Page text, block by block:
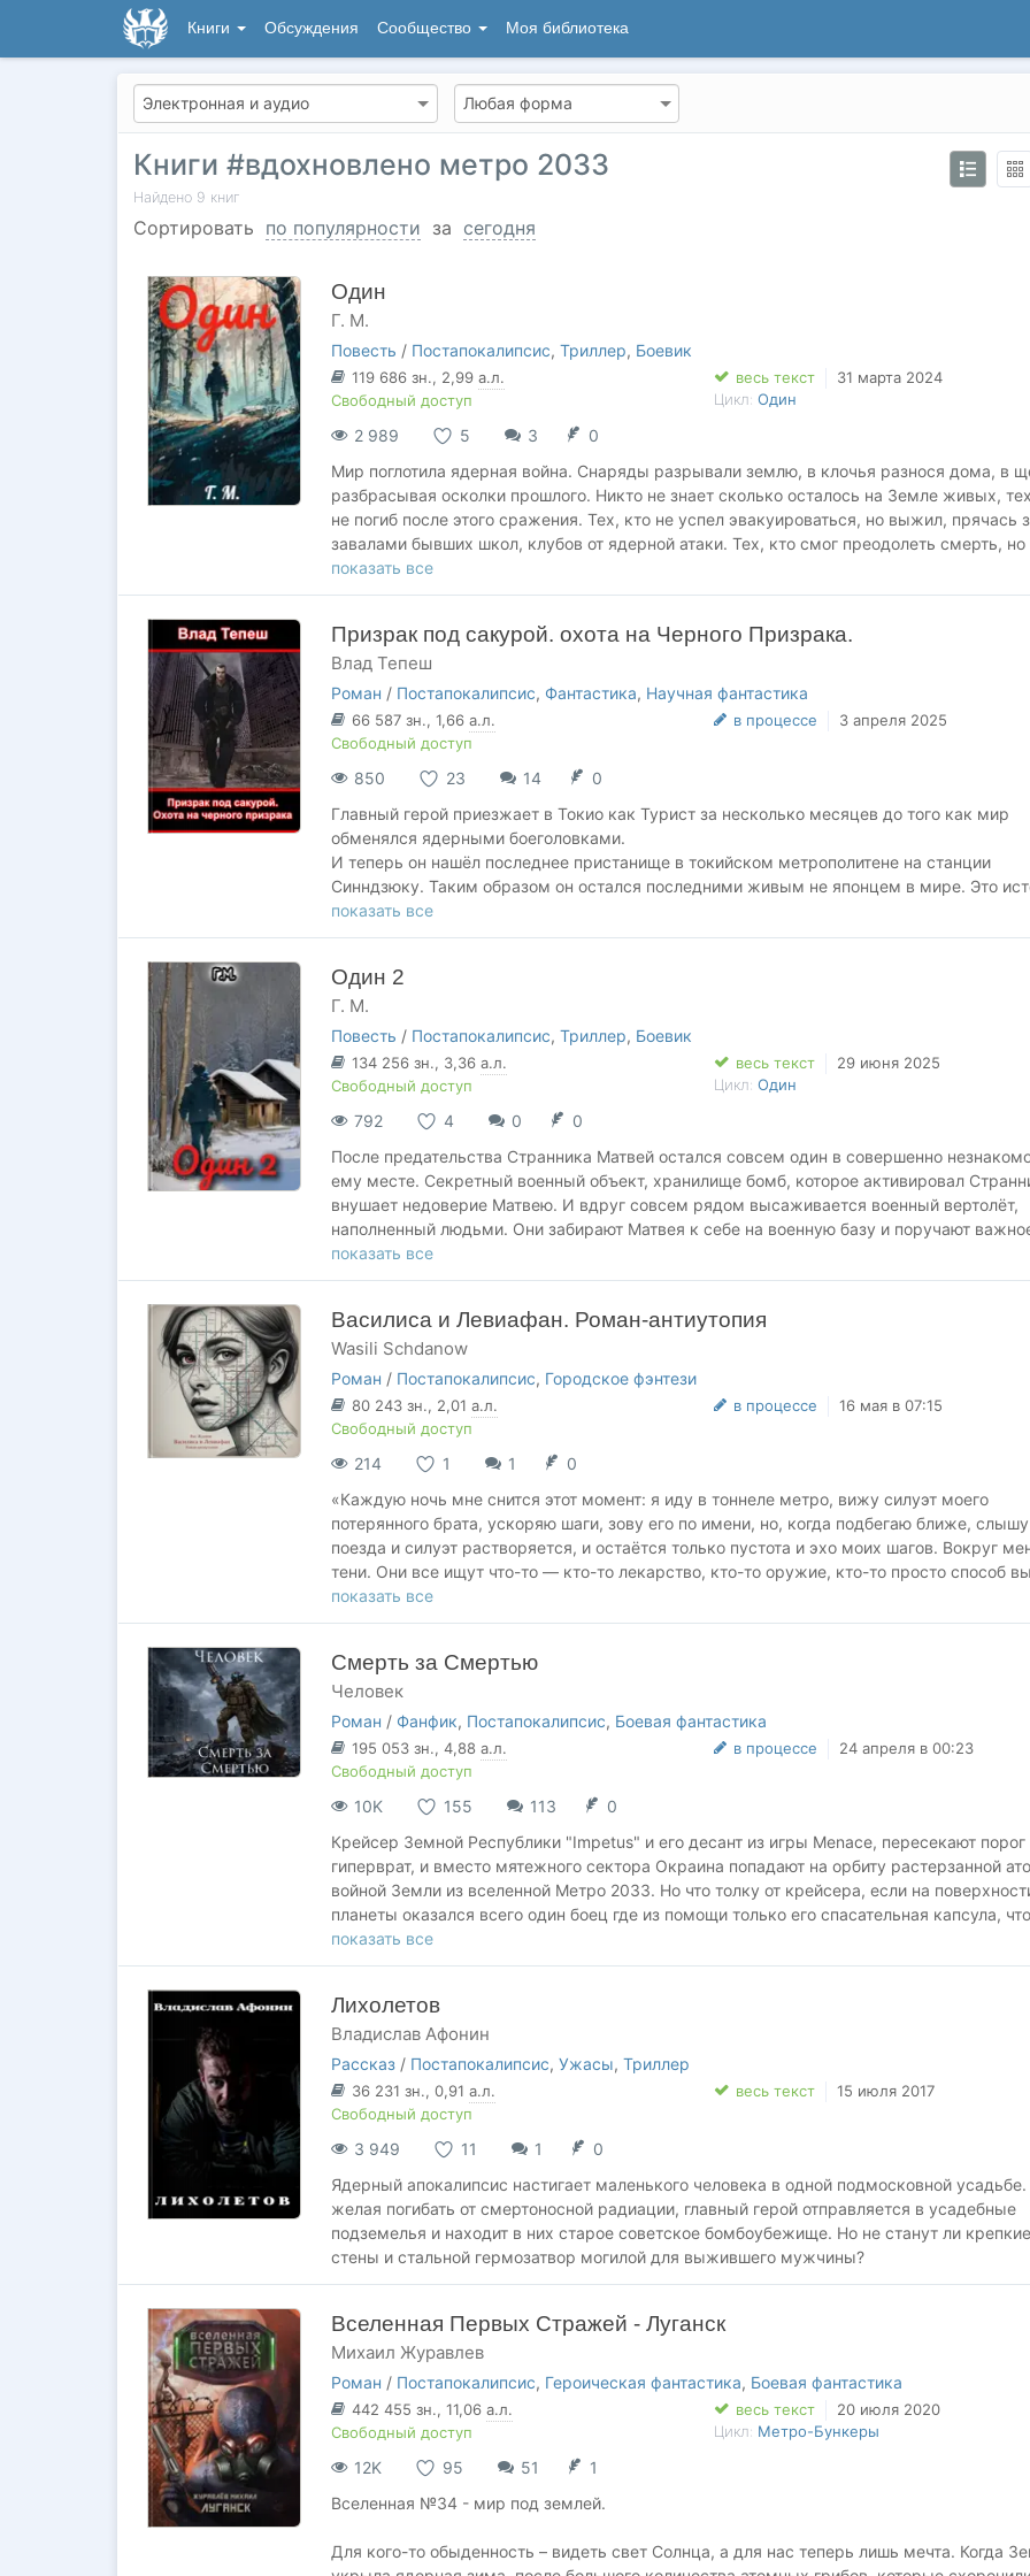
Книги Обсуждения Сообщество Моя библиотека
Книги #вдохновлено метро 2033
Найдено 9 книг
Сортировать по популярности за сегодня
Один
Г. М.
Повесть / Постапокалипсис, Триллер, Боевик
119 686 зн., 2,99 а.л.
Свободный доступ
весь текст
31 марта 2024
Цикл: Один
2 989 5 3
0
Мир поглотила ядерная война. Снаряды разрывали землю, в клочья разнося дома, в
разбрасывая осколки прошлого. Никто не знает сколько осталось на Земле живых,
не погиб после этого сражения. Тех, кто не успел эвакуироваться, но выжил, прячась
завалами бывших школ, клубов от ядерной атаки. Тех, кто смог преодолеть смерть, но
вынужден скитаться по разрушенной Земле в поисках пропитания и оружия. Тех, кто
здесь и сейчас, стараясь не думать о завтрашнем дне. Тех, кто уже не тот, кем был
показать все
Призрак под сакурой. охота на Черного Призрака.
Влад Тепеш
Роман / Постапокалипсис, Фантастика, Научная фантастика
66 587 зн., 1,66 а.л.
Свободный доступ
в процессе 3 апреля 2025
850 23 14
0
Главный герой приезжает в Токио как Турист за несколько месяцев до того как мир
обменялся ядерными боеголовками.
И теперь он нашёл последнее пристанище в токийском метрополитене на станции
Синндзюку. Таким образом он остался последними живым не японцем в мире. Это
о мраке и безнадёге. Это история человека который не верит в светлое будущее и
продолжает бороться с неизбежностью, только потому что он просто не умеет
показать все
Один 2
Г. М.
Повесть / Постапокалипсис, Триллер, Боевик
134 256 зн., 3,36 а.л.
Свободный доступ
весь текст
29 июня 2025
Цикл: Один
792 4 0
0
После предательства Странника Матвей остался совсем один в совершенно
ему месте. Секретный военный объект, хранилище бомб, которое активировал
внушает недоверие Матвею. И вдруг совсем рядом высаживается военный вертолёт,
наполненный людьми. Они забирают Матвея к себе на военную базу и поручают
задание — ликвидировать маньяка. Но решится ли на это Матвей? И правильный ли он
сделает выбор?
показать все
Василиса и Левиафан. Роман-антиутопия
Wasili Schdanow
Роман / Постапокалипсис, Городское фэнтези
80 243 зн., 2,01 а.л.
Свободный доступ
в процессе 16 мая в 07:15
214 1 1
0
«Каждую ночь мне снится этот момент: я иду в тоннеле метро, вижу силуэт моего
потерянного брата, ускоряю шаги, зову его по имени, но, когда подбегаю ближе, слышу
поезда и силуэт растворяется, и остаётся только пустота и эхо моих шагов. Вокруг
тени. Они все ищут что-то — кто-то лекарство, кто-то оружие, кто-то просто способ
Мы тени в мире, который больше не принадлежит нам. Система не просто изменила
она стёрла границы между человеком и машиной». Искусственный разум, созданный
показать все
Смерть за Смертью
Человек
Роман / Фанфик, Постапокалипсис, Боевая фантастика
195 053 зн., 4,88 а.л.
Свободный доступ
в процессе 24 апреля в 00:23
10K 155 113
0
Крейсер Земной Республики "Impetus" и его десант из игры Menace, пересекают порог
гиперврат, и вместо мятежного сектора Окраина попадают на орбиту растерзанной
войной Земли из вселенной Метро 2033. Но что толку от крейсера, если на
планеты оказался всего один боец где из помощи только его спасательная капсула,
конечно хорошо ведь там и запасы оружия, боеприпасов, и даже кое-какой техники, но
герой поймёт что этого катастрофически мало. И если главный герой хочет выжить,
экипаж корабля оказался мертв после неудачного прыжка. У главного героя много дел,
для начала надо выжить. Как бы ему разбудить своих товарищей?
показать все
Лихолетов
Владислав Афонин
Рассказ / Постапокалипсис, Ужасы, Триллер
36 231 зн., 0,91 а.л.
Свободный доступ
весь текст 15 июля 2017
3 949 11 1
0
Ядерный апокалипсис настигает маленького человека в одной подмосковной
желая погибать от смертоносной радиации, главный герой отправляется в усадебные
подземелья и находит в них старое советское бомбоубежище. Но не станут ли крепкие
стены и стальной гермозатвор могилой для выжившего мужчины?
Вселенная Первых Стражей - Луганск
Михаил Журавлев
Роман / Постапокалипсис, Героическая фантастика, Боевая фантастика
442 455 зн., 11,06 а.л.
Свободный доступ
весь текст
20 июля 2020
Цикл: Метро-Бункеры
12K 95 51
1
Вселенная №34 - мир под землей.
Для кого-то обыденность – видеть свет Солнца, а для нас теперь лишь мечта. Когда